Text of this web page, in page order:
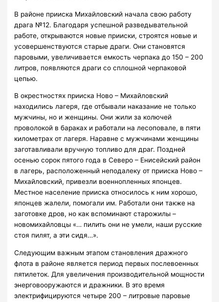
В районе прииска Михайловский начала свою работу
драга №12. Благодаря успешной разведывательной
работе, открываются новые прииски, строятся новые и
усовершенствуются старые драги. Они становятся
паровыми, увеличивается емкость черпака до 150 – 200
литров, появляются драги со сплошной черпаковой
цепью.
В окрестностях прииска Ново – Михайловский
находились лагеря, где отбывали наказание не только
мужчины, но и женщины. Они жили за колючей
проволокой в бараках и работали на лесоповале, в пяти
километрах от лагеря. Наравне с мужчинами женщины
заготавливали вручную топливо для драг. Поздней
осенью сорок пятого года в Северо – Енисейский район
в лагерь, расположенный неподалеку от прииска Ново –
Михайловский, привезли военнопленных японцев.
Местное население прииска относилось к ним хорошо,
японцев жалели, помогали им. Работали они также на
заготовке дров, но как вспоминают старожилы –
новомихайловцы «… пилить они не умели, наши русские
стоя пилят, а эти сидя…».
Следующим важным этапом становления дражного
флота в районе является период первых послевоенных
пятилеток. Для увеличения производительной мощности
энерговооружаются и дражники. В это время
электрифицируются четыре 200 – литровые паровые